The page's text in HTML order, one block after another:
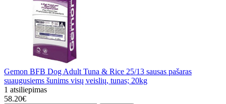
Gemon BFB Dog Adult Tuna & Rice 25/13 sausas pašaras
suaugusiems šunims visų veislių, tunas; 20kg
1 atsiliepimas
58.20€